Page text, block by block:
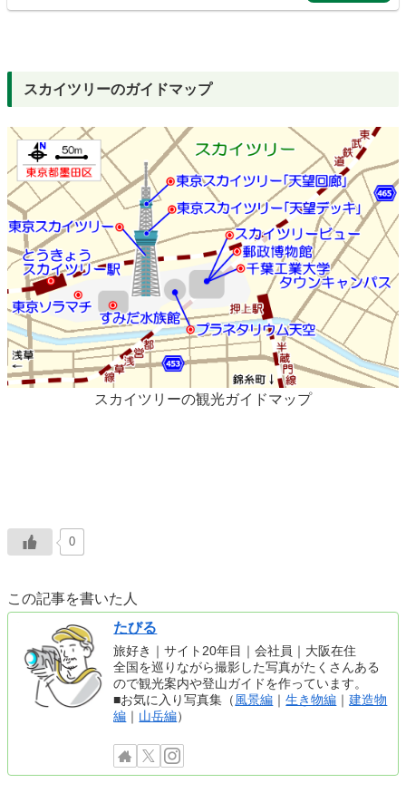
スカイツリーのガイドマップ
スカイツリーの観光ガイドマップ
0
この記事を書いた人
たびる
旅好き｜サイト20年目｜会社員｜大阪在住
全国を巡りながら撮影した写真がたくさんある
ので観光案内や登山ガイドを作っています。
■お気に入り写真集（ 風景編 ｜生き物編 ｜建造物
編 ｜ 山岳編）